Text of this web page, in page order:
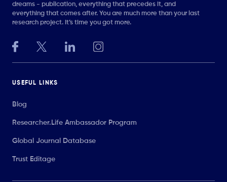
dreams - publication, everything that precedes it, and
everything that comes after. You are much more than your last
research project. It’s time you got more.
USEFUL LINKS
Blog
Researcher.Life Ambassador Program
Global Journal Database
Trust Editage